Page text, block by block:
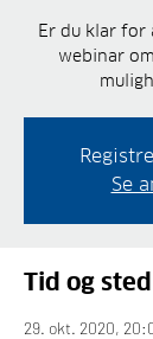
Er du klar for
webinar
Se
Tid og sted
29. okt. 2020,